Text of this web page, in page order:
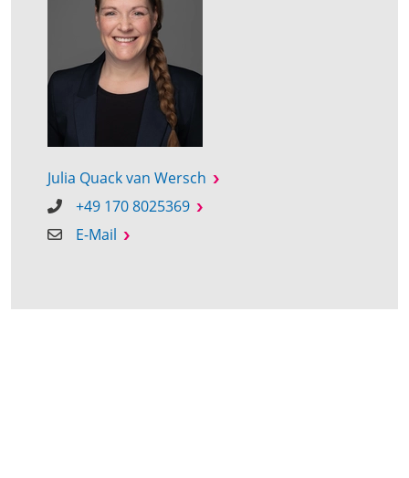
Julia Quack van Wersch
+49 170 8025369
E-Mail